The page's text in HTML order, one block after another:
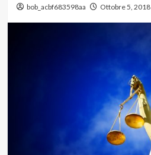
bob_acbf683598aa Ottobre 5, 2018